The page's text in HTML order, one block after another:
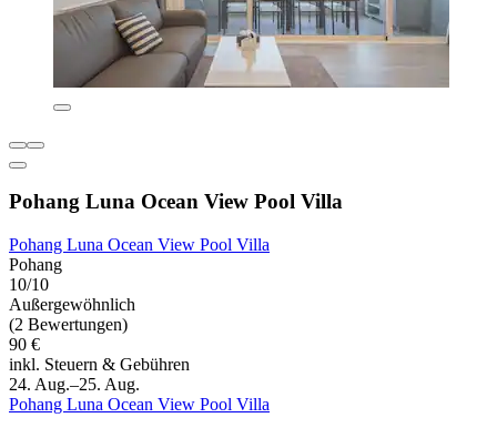
Pohang Luna Ocean View Pool Villa
Pohang Luna Ocean View Pool Villa
Pohang
10/10
Außergewöhnlich
(2 Bewertungen)
90 €
inkl. Steuern & Gebühren
24. Aug.–25. Aug.
Pohang Luna Ocean View Pool Villa